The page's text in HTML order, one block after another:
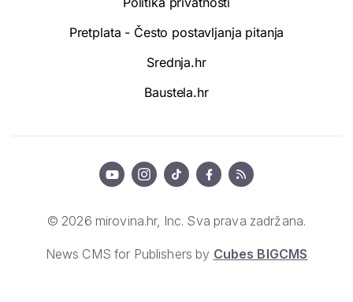
Pretplata - Često postavljanja pitanja
Srednja.hr
Baustela.hr
© 2026 mirovina.hr, Inc. Sva prava zadržana.
News CMS for Publishers by Cubes BIGCMS